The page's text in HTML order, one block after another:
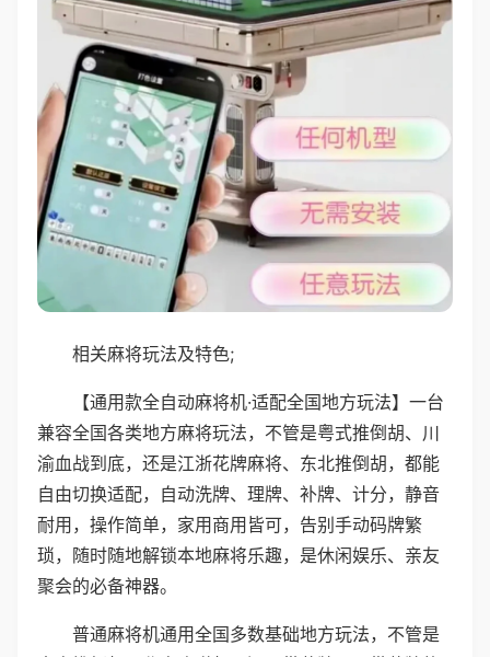
相关麻将玩法及特色;
【通用款全自动麻将机·适配全国地方玩法】一台
兼容全国各类地方麻将玩法，不管是粤式推倒胡、川
渝血战到底，还是江浙花牌麻将、东北推倒胡，都能
自由切换适配，自动洗牌、理牌、补牌、计分，静音
耐用，操作简单，家用商用皆可，告别手动码牌繁
琐，随时随地解锁本地麻将乐趣，是休闲娱乐、亲友
聚会的必备神器。
普通麻将机通用全国多数基础地方玩法，不管是